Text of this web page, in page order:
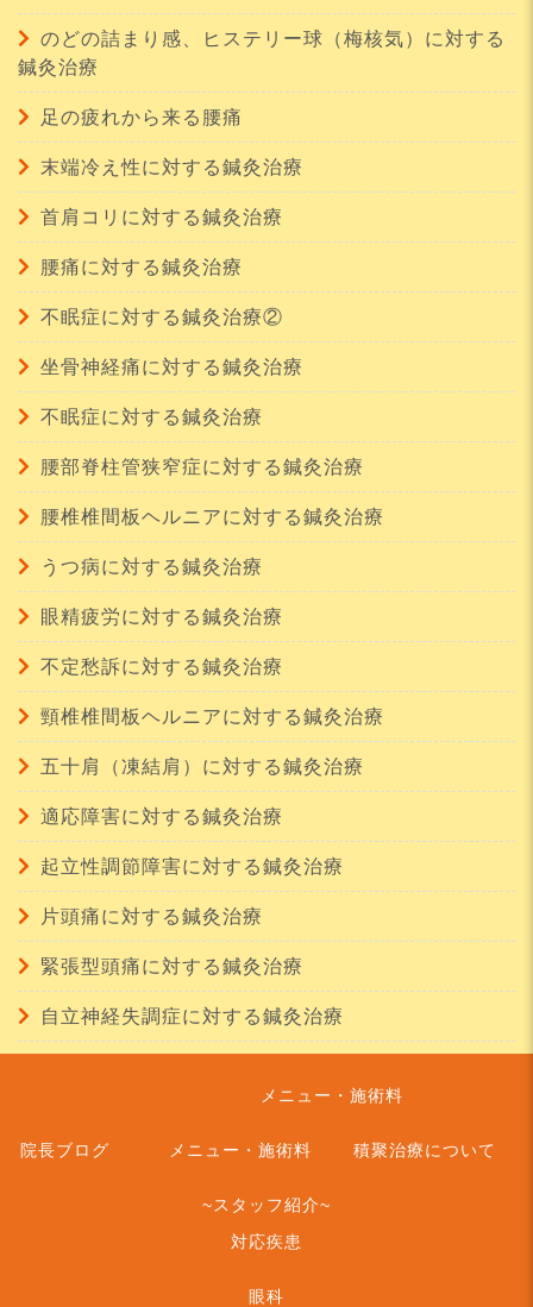
のどの詰まり感、ヒステリー球（梅核気）に対する
鍼灸治療
足の疲れから来る腰痛
末端冷え性に対する鍼灸治療
首肩コリに対する鍼灸治療
腰痛に対する鍼灸治療
不眠症に対する鍼灸治療②
坐骨神経痛に対する鍼灸治療
不眠症に対する鍼灸治療
腰部脊柱管狭窄症に対する鍼灸治療
腰椎椎間板ヘルニアに対する鍼灸治療
うつ病に対する鍼灸治療
眼精疲労に対する鍼灸治療
不定愁訴に対する鍼灸治療
頸椎椎間板ヘルニアに対する鍼灸治療
五十肩（凍結肩）に対する鍼灸治療
適応障害に対する鍼灸治療
起立性調節障害に対する鍼灸治療
片頭痛に対する鍼灸治療
緊張型頭痛に対する鍼灸治療
自立神経失調症に対する鍼灸治療
院長ブログ
メニュー・施術料
メニュー・施術料 積聚治療について
~スタッフ紹介~
対応疾患
眼科